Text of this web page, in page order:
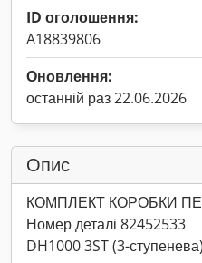
ID оголошення:
A18839806
Оновлення:
останній раз 22.06.2026
Опис
КОМПЛЕКТ КОРОБКИ
Номер деталі 82452533
DH1000 3ST (3-